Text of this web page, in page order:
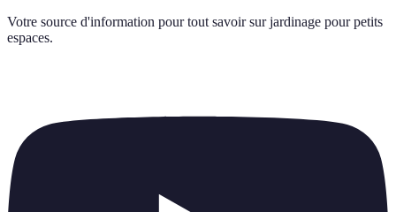
Votre source d'information pour tout savoir sur jardinage pour petits
espaces.